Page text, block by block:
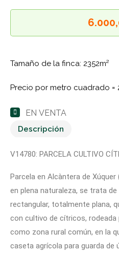
Tamaño de la finca: 2352m²
Precio por metro cuadrado =
EN VENTA
Descripción
V14780: PARCELA CULTIVO
Parcela en Alcàntera de
en plena naturaleza, se trata
rectangular, totalmente plana,
con cultivo de cítricos, rodeada
como zona rural común, en la
caseta agrícola para guarda de